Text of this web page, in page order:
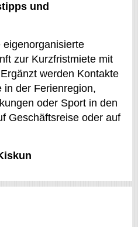
und
zur Kurzfristmiete mit
werden Kontakte
in der Ferienregion,
oder Sport in den
Geschäftsreise oder auf